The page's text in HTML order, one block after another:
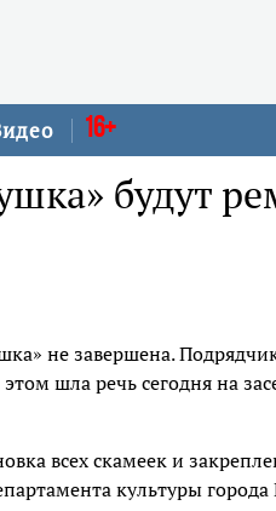
16+
будут
не завершена.
шла речь сегодня на
всех скамеек и
культуры